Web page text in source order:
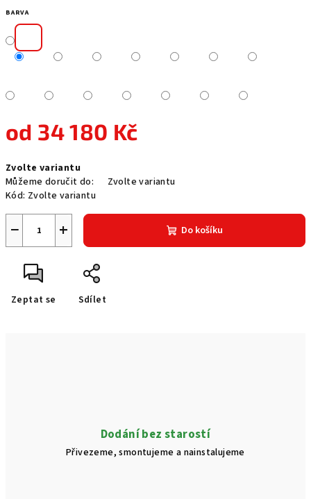
BARVA
od 34 180 Kč
cena:
Zvolte variantu
Můžeme doručit do:
Zvolte variantu
Kód: Zvolte variantu
+
− Do košíku
Zeptat se Sdílet
Dodání bez starostí
Přivezeme, smontujeme a nainstalujeme